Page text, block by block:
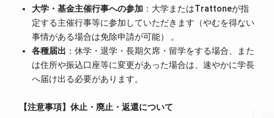
大学・基金主催行事への参加 ：大学またはTrattoneが指
定する主催行事等に参加していただきます（やむを得ない
事情がある場合は免除申請が可能） 。
各種届出 ：休学・退学・長期欠席・留学をする場合、また
は住所や振込口座等に変更があった場合は、速やかに学長
へ届け出る必要があります。
【注意事項】休止・廃止・返還について